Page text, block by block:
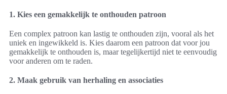
1. Kies een gemakkelijk te onthouden patroon
Een complex patroon kan lastig te onthouden zijn, vooral als het
uniek en ingewikkeld is. Kies daarom een patroon dat voor jou
gemakkelijk te onthouden is, maar tegelijkertijd niet te eenvoudig
voor anderen om te raden.
2. Maak gebruik van herhaling en associaties